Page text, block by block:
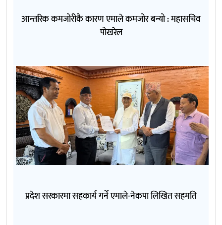
आन्तरिक कमजोरीकै कारण एमाले कमजोर बन्यो : महासचिव
पोखरेल
प्रदेश सरकारमा सहकार्य गर्ने एमाले-नेकपा लिखित सहमति